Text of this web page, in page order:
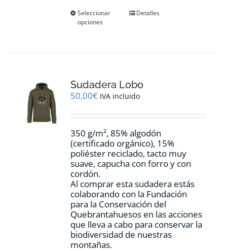
Seleccionar
opciones
Este
se
pueden
en
página
de
producto
Detalles
Sudadera Lobo
50,00€ IVA incluido
350 g/m², 85% algodón
(certificado orgánico), 15%
poliéster reciclado, tacto muy
suave, capucha con forro y con
cordón.
Al comprar esta sudadera estás
colaborando con la Fundación
para la Conservación del
Quebrantahuesos en las acciones
que lleva a cabo para conservar la
biodiversidad de nuestras
montañas.